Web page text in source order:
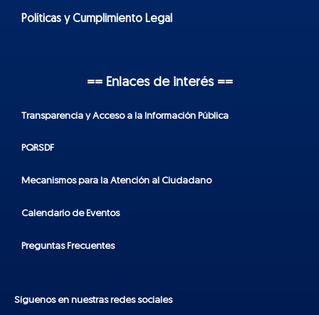
Políticas y Cumplimiento Legal
== Enlaces de interés ==
Transparencia y Acceso a la Información Pública
PQRSDF
Mecanismos para la Atención al Ciudadano
Calendario de Eventos
Preguntas Frecuentes
Síguenos en nuestras redes sociales